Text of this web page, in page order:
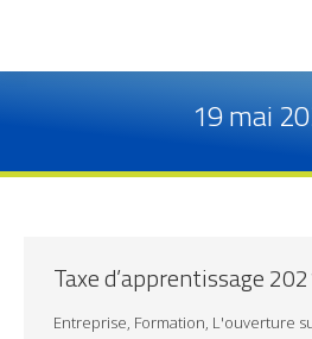
19 mai
Taxe d’apprentissage
Entreprise, Formation, L'ouverture